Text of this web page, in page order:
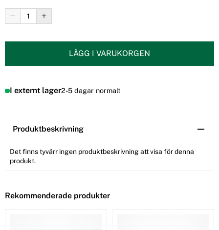
LÄGG I VARUKORGEN
I externt lager2-5 dagar normalt
Produktbeskrivning
Det finns tyvärr ingen produktbeskrivning att visa för denna
produkt.
Rekommenderade produkter